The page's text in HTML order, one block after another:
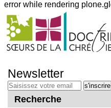
error while rendering
Outils
personnels
au
contenu.
Aller
Newsletter
Recherche